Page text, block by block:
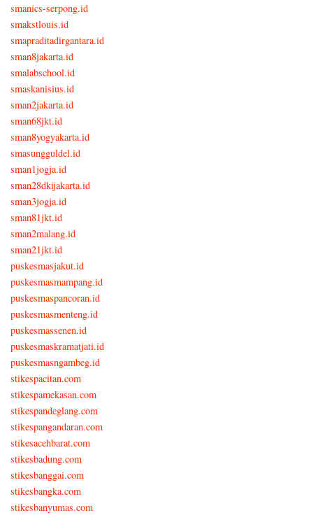
smanics-serpong.id
smakstlouis.id
smapraditadirgantara.id
sman8jakarta.id
smalabschool.id
smaskanisius.id
sman2jakarta.id
sman68jkt.id
sman8yogyakarta.id
smasungguldel.id
sman1jogja.id
sman28dkijakarta.id
sman3jogja.id
sman81jkt.id
sman2malang.id
sman21jkt.id
puskesmasjakut.id
puskesmasmampang.id
puskesmaspancoran.id
puskesmasmenteng.id
puskesmassenen.id
puskesmaskramatjati.id
puskesmasngambeg.id
stikespacitan.com
stikespamekasan.com
stikespandeglang.com
stikespangandaran.com
stikesacehbarat.com
stikesbadung.com
stikesbanggai.com
stikesbangka.com
stikesbanyumas.com